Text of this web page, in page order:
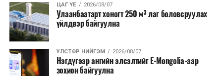
Түүнчлэн түлш, улаанбуудай, хүнсний ногооны нөөц
бүрдүүлэх зоорь, агуулах барих аж ахуйн нэгжүүдэд
хөнгөлөлттэй зээл олгох, цахилгааны хөнгөлөлт
үзүүлэхийг салбарын сайд нарт үүрэг болголоо.
ЦАГ ҮЕ 2026/08/07
Улаанбаатарт хоногт 250 м³ лаг боловсруулах
үйлдвэр байгуулна
УЛСТӨР НИЙГЭМ 2026/08/07
Нэгдүгээр ангийн элсэлтийг E-Mongolia-аар
зохион байгуулна